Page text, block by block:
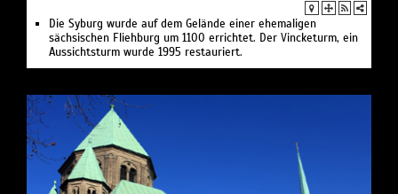
Die Syburg wurde auf dem Gelände einer ehemaligen
sächsischen Fliehburg um 1100 errichtet. Der Vincketurm, ein
Aussichtsturm wurde 1995 restauriert.